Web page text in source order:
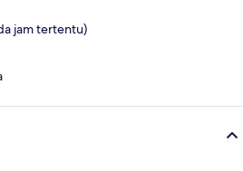
jam tertentu)